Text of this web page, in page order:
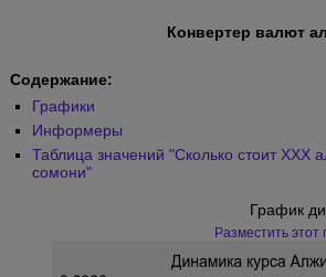
Конвертер валют
Содержание:
Графики
Информеры
Таблица значений "Сколько стоит XXX
сомони"
График
Разместить